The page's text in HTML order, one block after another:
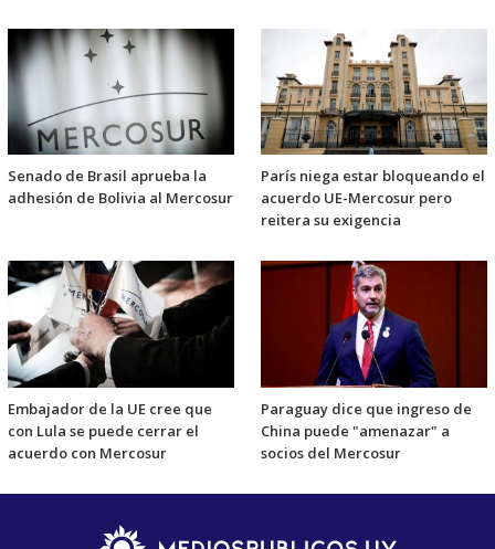
Senado de Brasil aprueba la
adhesión de Bolivia al Mercosur
París niega estar bloqueando el
acuerdo UE-Mercosur pero
reitera su exigencia
Embajador de la UE cree que
con Lula se puede cerrar el
acuerdo con Mercosur
Paraguay dice que ingreso de
China puede "amenazar" a
socios del Mercosur